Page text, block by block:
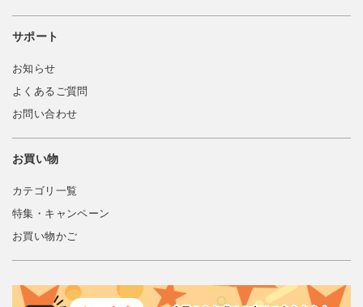
サポート
お知らせ
よくあるご質問
お問い合わせ
お買い物
カテゴリ一覧
特集・キャンペーン
お買い物かご